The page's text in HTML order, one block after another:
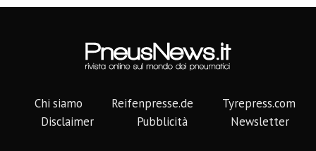
Chi siamo Reifenpresse.de
Tyrepress.com
Disclaimer
Pubblicità Newsletter